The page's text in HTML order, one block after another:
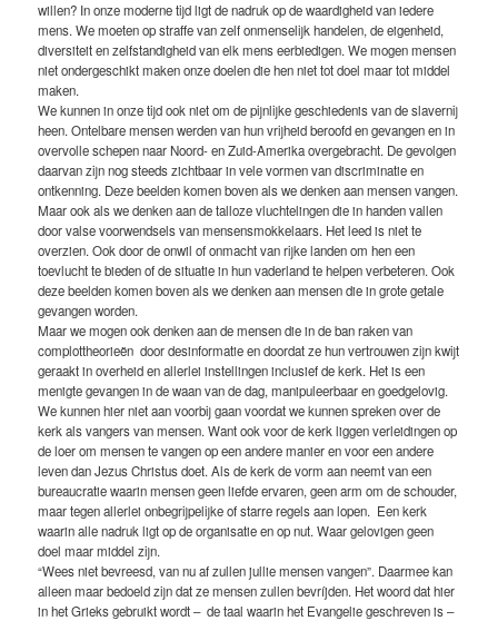
willen? In onze moderne tijd ligt de nadruk op de waardigheid van iedere
mens. We moeten op straffe van zelf onmenselijk handelen, de eigenheid,
diversiteit en zelfstandigheid van elk mens eerbiedigen. We mogen mensen
niet ondergeschikt maken onze doelen die hen niet tot doel maar tot middel
maken.
We kunnen in onze tijd ook niet om de pijnlijke geschiedenis van de slavernij
heen. Ontelbare mensen werden van hun vrijheid beroofd en gevangen en in
overvolle schepen naar Noord- en Zuid-Amerika overgebracht. De gevolgen
daarvan zijn nog steeds zichtbaar in vele vormen van discriminatie en
ontkenning. Deze beelden komen boven als we denken aan mensen vangen.
Maar ook als we denken aan de talloze vluchtelingen die in handen vallen
door valse voorwendsels van mensensmokkelaars. Het leed is niet te
overzien. Ook door de onwil of onmacht van rijke landen om hen een
toevlucht te bieden of de situatie in hun vaderland te helpen verbeteren. Ook
deze beelden komen boven als we denken aan mensen die in grote getale
gevangen worden.
Maar we mogen ook denken aan de mensen die in de ban raken van
complottheorieën door desinformatie en doordat ze hun vertrouwen zijn kwijt
geraakt in overheid en allerlei instellingen inclusief de kerk. Het is een
menigte gevangen in de waan van de dag, manipuleerbaar en goedgelovig.
We kunnen hier niet aan voorbij gaan voordat we kunnen spreken over de
kerk als vangers van mensen. Want ook voor de kerk liggen verleidingen op
de loer om mensen te vangen op een andere manier en voor een andere
leven dan Jezus Christus doet. Als de kerk de vorm aan neemt van een
bureaucratie waarin mensen geen liefde ervaren, geen arm om de schouder,
maar tegen allerlei onbegrijpelijke of starre regels aan lopen. Een kerk
waarin alle nadruk ligt op de organisatie en op nut. Waar gelovigen geen
doel maar middel zijn.
“Wees niet bevreesd, van nu af zullen jullie mensen vangen”. Daarmee kan
alleen maar bedoeld zijn dat ze mensen zullen bevríjden. Het woord dat hier
in het Grieks gebruikt wordt – de taal waarin het Evangelie geschreven is –